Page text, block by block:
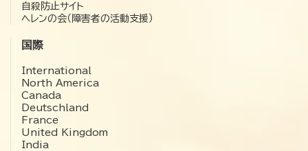
自殺防止サイト
ヘレンの会（障害者の活動支援）
国際
International
North America
Canada
Deutschland
France
United Kingdom
India